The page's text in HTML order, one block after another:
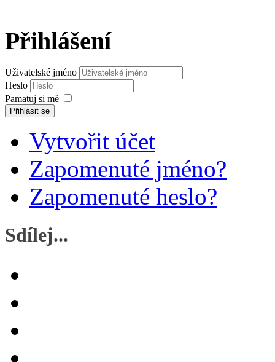
Přihlášení
Uživatelské jméno
Heslo
Pamatuj si mě
Přihlásit se
Vytvořit účet
Zapomenuté jméno?
Zapomenuté heslo?
Sdílej...